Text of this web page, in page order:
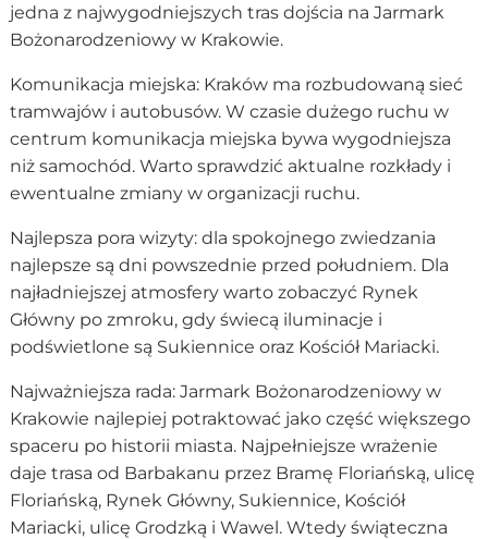
jedna z najwygodniejszych tras dojścia na Jarmark
Bożonarodzeniowy w Krakowie.
Komunikacja miejska: Kraków ma rozbudowaną sieć
tramwajów i autobusów. W czasie dużego ruchu w
centrum komunikacja miejska bywa wygodniejsza
niż samochód. Warto sprawdzić aktualne rozkłady i
ewentualne zmiany w organizacji ruchu.
Najlepsza pora wizyty: dla spokojnego zwiedzania
najlepsze są dni powszednie przed południem. Dla
najładniejszej atmosfery warto zobaczyć Rynek
Główny po zmroku, gdy świecą iluminacje i
podświetlone są Sukiennice oraz Kościół Mariacki.
Najważniejsza rada: Jarmark Bożonarodzeniowy w
Krakowie najlepiej potraktować jako część większego
spaceru po historii miasta. Najpełniejsze wrażenie
daje trasa od Barbakanu przez Bramę Floriańską, ulicę
Floriańską, Rynek Główny, Sukiennice, Kościół
Mariacki, ulicę Grodzką i Wawel. Wtedy świąteczna